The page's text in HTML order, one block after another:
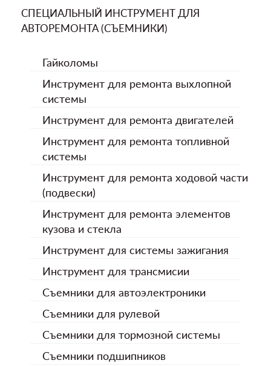
СПЕЦИАЛЬНЫЙ ИНСТРУМЕНТ ДЛЯ
АВТОРЕМОНТА (СЪЕМНИКИ)
Гайколомы
Инструмент для ремонта выхлопной
системы
Инструмент для ремонта двигателей
Инструмент для ремонта топливной
системы
Инструмент для ремонта ходовой части
(подвески)
Инструмент для ремонта элементов
кузова и стекла
Инструмент для системы зажигания
Инструмент для трансмисии
Съемники для автоэлектроники
Съемники для рулевой
Съемники для тормозной системы
Съемники подшипников